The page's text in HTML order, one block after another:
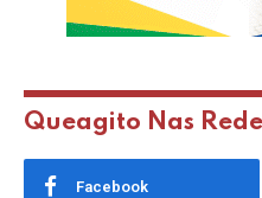
Queagito Nas
Facebook